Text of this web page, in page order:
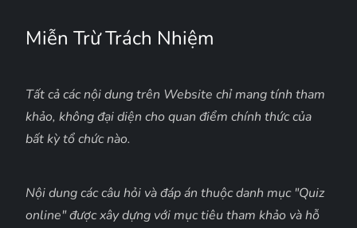
Miễn Trừ Trách Nhiệm
Tất cả các nội dung trên Website chỉ mang tính tham
khảo, không đại diện cho quan điểm chính thức của
bất kỳ tổ chức nào.
Nội dung các câu hỏi và đáp án thuộc danh mục "Quiz
online" được xây dựng với mục tiêu tham khảo và hỗ